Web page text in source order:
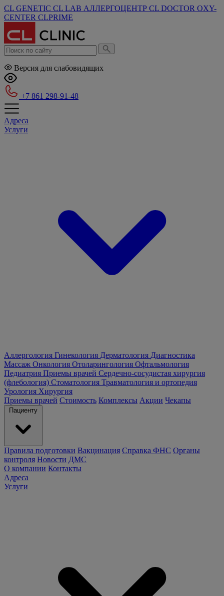
CL GENETIC CL LAB АЛЛЕРГОЦЕНТР CL DOCTOR OXY-
CENTER CLPRIME
Версия для слабовидящих
+7 861 298-91-48
Адреса
Услуги
Аллергология Гинекология Дерматология Диагностика
Массаж Онкология Отоларингология Офтальмология
Педиатрия Приемы врачей Сердечно-сосудистая хирургия
(флебология) Стоматология Травматология и ортопедия
Урология Хирургия
Приемы врачей Стоимость Комплексы Акции Чекапы
Пациенту
Правила подготовки Вакцинация Справка ФНС Органы
контроля Новости ДМС
О компании Контакты
Адреса
Услуги